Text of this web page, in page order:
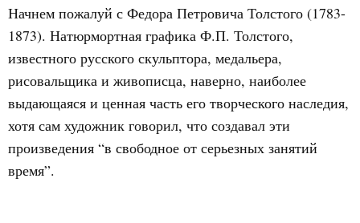
Начнем пожалуй с Федора Петровича Толстого (1783-
1873). Натюрмортная графика Ф.П. Толстого,
известного русского скульптора, медальера,
рисовальщика и живописца, наверно, наиболее
выдающаяся и ценная часть его творческого наследия,
хотя сам художник говорил, что создавал эти
произведения “в свободное от серьезных занятий
время”.